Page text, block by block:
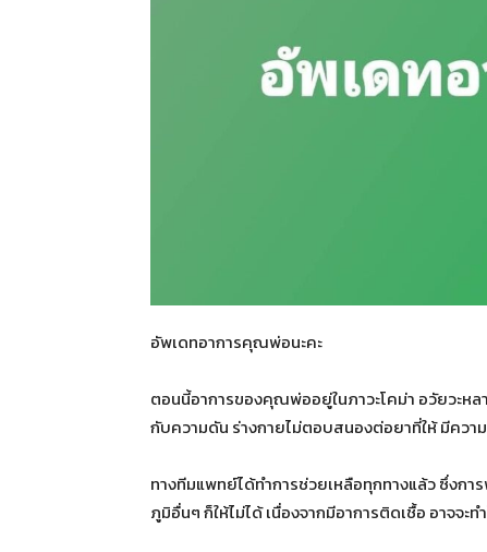
อัพเดทอาการคุณพ่อนะคะ
ตอนนี้อาการของคุณพ่ออยู่ในภาวะโคม่า อวัยวะหล
กับความดัน ร่างกายไม่ตอบสนองต่อยาที่ให้ มีควา
ทางทีมแพทย์ได้ทำการช่วยเหลือทุกทางแล้ว ซึ่งกา
ภูมิอื่นๆ ก็ให้ไม่ได้ เนื่องจากมีอาการติดเชื้อ อาจจะท